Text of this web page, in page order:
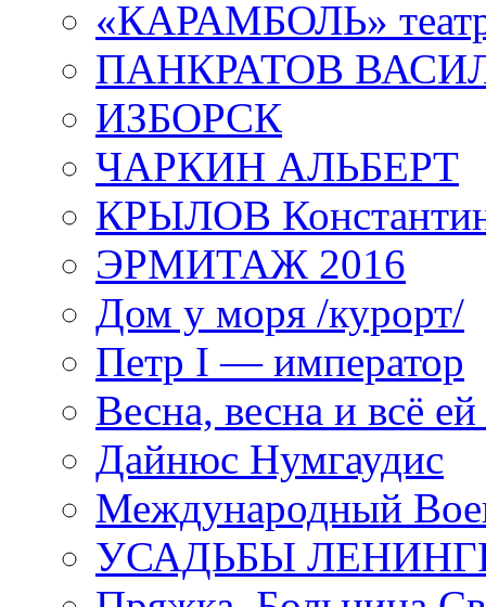
«КАРАМБОЛЬ»
ПАНКРАТОВ
ИЗБОРСК
ЧАРКИН АЛЬБЕРТ
КРЫЛОВ
ЭРМИТАЖ 2016
Дом у моря /курорт/
Петр I — император
Весна, весна и всё
Дайнюс Нумгаудис
Международный
УСАДЬБЫ